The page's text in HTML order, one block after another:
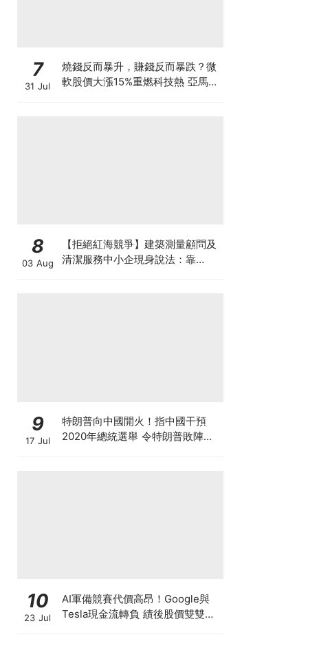
7
31 Jul
燒錢反而暴升，賺錢反而暴跌？微
軟股價大漲15%重燃科技熱 亞馬遜
8
03 Aug
【拒絕紅海競爭】建築測量顧問及
清潔服務中小企現身說法：靠
9
17 Jul
特朗普向中國開火！指中國干預
2020年總統選舉 令特朗普敗陣無
10
23 Jul
AI軍備競賽代價高昂！Google與
Tesla現金流轉負 績後股價雙雙急